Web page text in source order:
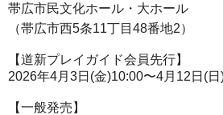
帯広市民文化ホール・大ホール
（帯広市西5条11丁目48番地2）
【道新プレイガイド会員先行】
2026年4月3日(金)10:00〜4月12日(
【一般発売】